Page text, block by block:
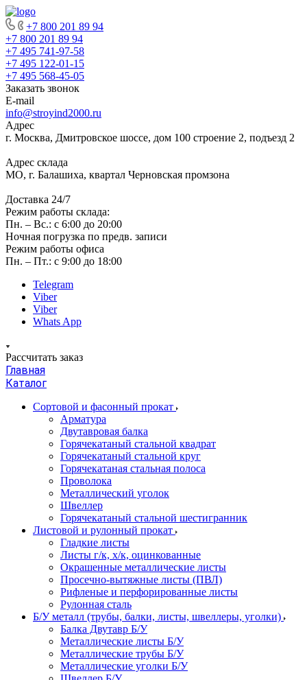
+7 800 201 89 94
+7 800 201 89 94
+7 495 741-97-58
+7 495 122-01-15
+7 495 568-45-05
Заказать звонок
E-mail
info@stroyind2000.ru
Адрес
г. Москва, Дмитровское шоссе, дом 100 строение 2, подъезд 2
Адрес склада
МО, г. Балашиха, квартал Черновская промзона
Доставка 24/7
Режим работы склада:
Пн. – Вс.: с 6:00 до 20:00
Ночная погрузка по предв. записи
Режим работы офиса
Пн. – Пт.: с 9:00 до 18:00
Telegram
Viber
Viber
Whats App
Рассчитать заказ
Главная
Каталог
Сортовой и фасонный прокат
Арматура
Двутавровая балка
Горячекатаный стальной квадрат
Горячекатаный стальной круг
Горячекатаная стальная полоса
Проволока
Металлический уголок
Швеллер
Горячекатаный стальной шестигранник
Листовой и рулонный прокат
Гладкие листы
Листы г/к, х/к, оцинкованные
Окрашенные металлические листы
Просечно-вытяжные листы (ПВЛ)
Рифленые и перфорированные листы
Рулонная сталь
Б/У металл (трубы, балки, листы, швеллеры, уголки)
Балка Двутавр Б/У
Металлические листы Б/У
Металлические трубы Б/У
Металлические уголки Б/У